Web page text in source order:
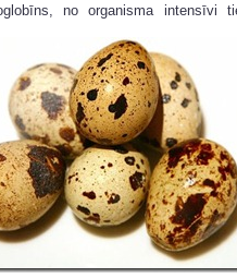
no organisma intensīvi